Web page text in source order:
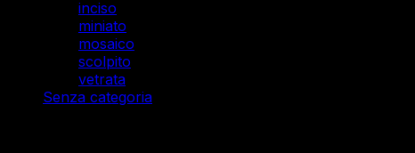
inciso
miniato
mosaico
scolpito
vetrata
Senza categoria